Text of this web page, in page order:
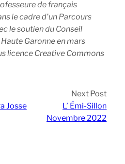
de français
le cadre d’un Parcours
le soutien du Conseil
Garonne en mars
licence Creative Commons
Josse
Next Post
L’ Émi-Sillon
Novembre 2022